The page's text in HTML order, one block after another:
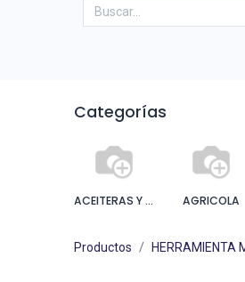
Categorías
ACEITERAS Y ENGRASADORA AGRICOLA
Productos HERRAMIENTA